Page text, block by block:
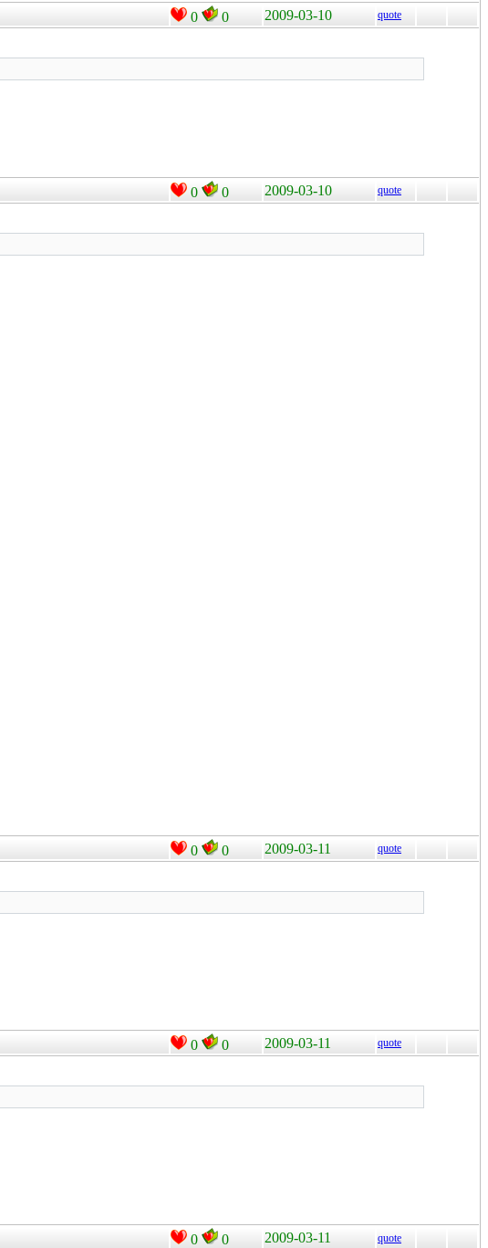
0 0 2009-03-10 quote
0 0 2009-03-10 quote
0 0 2009-03-11 quote
0 0 2009-03-11 quote
0 0 2009-03-11 quote